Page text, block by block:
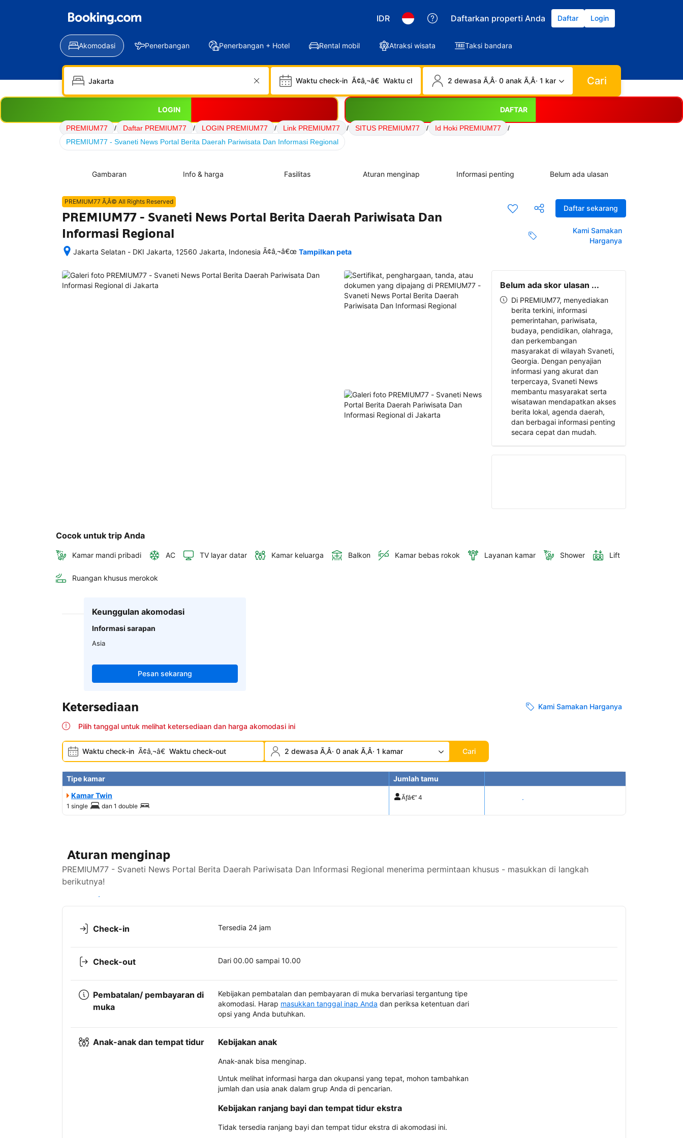
IDR Daftarkan properti Anda Daftar Login
Akomodasi Penerbangan Penerbangan + Hotel Rental mobil Atraksi wisata Taksi bandara
Waktu check-in Ã¢â‚¬â€ Waktu check-out 2 dewasa Ã‚Â· 0 anak Ã‚Â· 1 kamar Cari
LOGIN DAFTAR
PREMIUM77 / Daftar PREMIUM77 / LOGIN PREMIUM77 / Link PREMIUM77 / SITUS PREMIUM77 / Id Hoki PREMIUM77
/
PREMIUM77 - Svaneti News Portal Berita Daerah Pariwisata Dan Informasi Regional
Gambaran Info & harga Fasilitas Aturan menginap Informasi penting Belum ada ulasan
Daftar sekarang
Kami Samakan
Harganya
PREMIUM77 Ã‚Â© All Rights Reserved
PREMIUM77 - Svaneti News Portal Berita Daerah Pariwisata Dan
Informasi Regional
Jakarta Selatan - DKI Jakarta, 12560 Jakarta, Indonesia
memesan,
semua
Ã¢â‚¬â€œ Tampilkan peta
Belum ada skor ulasan ...
Di PREMIUM77, menyediakan
berita terkini, informasi
pemerintahan, pariwisata,
budaya, pendidikan, olahraga,
dan perkembangan
masyarakat di wilayah Svaneti,
Georgia. Dengan penyajian
informasi yang akurat dan
terpercaya, Svaneti News
membantu masyarakat serta
wisatawan mendapatkan akses
berita lokal, agenda daerah,
dan berbagai informasi penting
secara cepat dan mudah.
Cocok untuk trip Anda
Kamar mandi pribadi AC TV layar datar Kamar keluarga Balkon Kamar bebas rokok Layanan kamar Shower Lift
Ruangan khusus merokok
Keunggulan akomodasi
Informasi sarapan
Asia
Pesan sekarang
Ketersediaan Kami Samakan Harganya
Pilih tanggal untuk melihat ketersediaan dan harga akomodasi ini
Waktu check-in Ã¢â‚¬â€ Waktu check-out 2 dewasa Ã‚Â· 0 anak Ã‚Â· 1 kamar Cari
Tipe kamar
Jumlah tamu
Kamar Twin
1 single dan 1 double
Ãƒâ€” 4 Tampilkan harga
Aturan menginap
PREMIUM77 - Svaneti News Portal Berita Daerah Pariwisata Dan Informasi Regional menerima permintaan khusus - masukkan di langkah
berikutnya!
Lihat ketersediaan
Check-in Tersedia 24 jam
Check-out Dari 00.00 sampai 10.00
Pembatalan/ pembayaran di
muka
Kebijakan pembatalan dan pembayaran di muka bervariasi tergantung tipe
akomodasi. Harap masukkan tanggal inap Anda dan periksa ketentuan dari
opsi yang Anda butuhkan.
Anak-anak dan tempat tidur Kebijakan anak
Anak-anak bisa menginap.
Untuk melihat informasi harga dan okupansi yang tepat, mohon tambahkan
jumlah dan usia anak dalam grup Anda di pencarian.
Kebijakan ranjang bayi dan tempat tidur ekstra
Tidak tersedia ranjang bayi dan tempat tidur ekstra di akomodasi ini.